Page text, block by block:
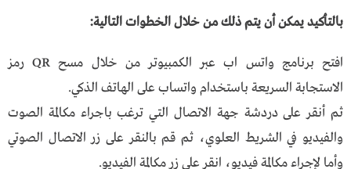
بالتأكيد يمكن أن يتم ذلك من خلال الخطوات التالية:
افتح برنامج واتس اب عبر الكمبيوتر من خلال مسح QR رمز
الاستجابة السريعة باستخدام واتساب على الهاتف الذكي.
ثم أنقر على دردشة جهة الاتصال التي ترغب باجراء مكالمة الصوت
والفيديو في الشريط العلوي، ثم قم بالنقر على زر الاتصال الصوتي
وأما لإجراء مكالمة فيديو، انقر على زر مكالمة الفيديو.